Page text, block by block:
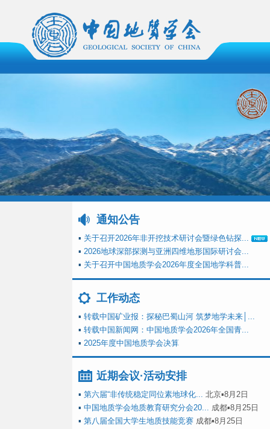
通知公告
▪ 关于召开2026年非开挖技术研讨会暨绿色钻探...
▪ 2026地球深部探测与亚洲四维地形国际研讨会...
▪ 关于召开中国地质学会2026年度全国地学科普...
工作动态
▪ 转载中国矿业报：探秘巴蜀山河 筑梦地学未来│...
▪ 转载中国新闻网：中国地质学会2026年全国青...
▪ 2025年度中国地质学会决算
近期会议·活动安排
▪ 第六届“非传统稳定同位素地球化... 北京▪8月2日
▪ 中国地质学会地质教育研究分会20... 成都▪8月25日
▪ 第八届全国大学生地质技能竞赛 成都▪8月25日